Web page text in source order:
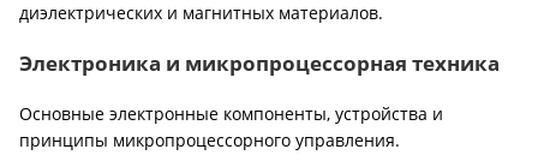
диэлектрических и магнитных материалов.
Электроника и микропроцессорная техника
Основные электронные компоненты, устройства и
принципы микропроцессорного управления.